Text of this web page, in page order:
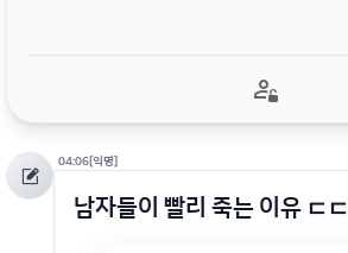
04:06[익명]
남자들이 빨리 죽는 이유 ㄷㄷ